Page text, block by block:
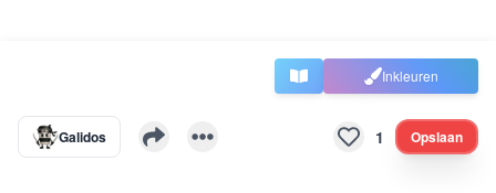
Inkleuren
Galidos 1 Opslaan